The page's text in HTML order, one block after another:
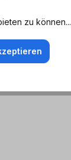
zu können...